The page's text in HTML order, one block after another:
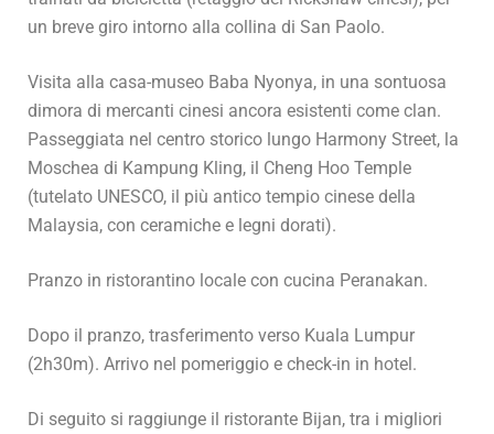
un breve giro intorno alla collina di San Paolo.
Visita alla casa-museo Baba Nyonya, in una sontuosa
dimora di mercanti cinesi ancora esistenti come clan.
Passeggiata nel centro storico lungo Harmony Street, la
Moschea di Kampung Kling, il Cheng Hoo Temple
(tutelato UNESCO, il più antico tempio cinese della
Malaysia, con ceramiche e legni dorati).
Pranzo in ristorantino locale con cucina Peranakan.
Dopo il pranzo, trasferimento verso Kuala Lumpur
(2h30m). Arrivo nel pomeriggio e check-in in hotel.
Di seguito si raggiunge il ristorante Bijan, tra i migliori